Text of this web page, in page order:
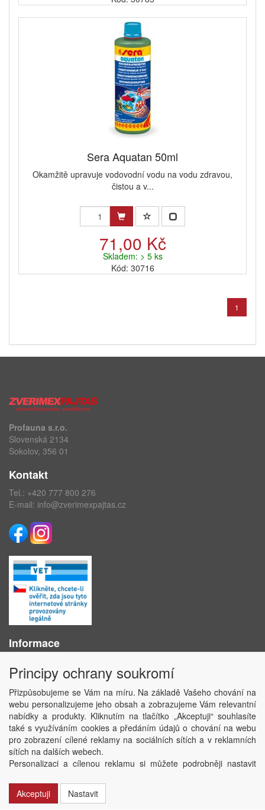
Sera Aquatan 50ml
Okamžitě upravuje vodovodní vodu na vodu zdravou,
čistou a v...
71,00 Kč
Skladem: > 5 ks
Kód: 30716
1
Profauna s.r.o.
Slovenská 2134
Sokolov, 356 01
Kontakt
Tel.: +420 777 800 276
E-mail: info@zverimexpajtas.cz
Informace
Obchodní podmínky
Ochrana osobních údajů
Kontakt
Losování účtenek
Aktuality
Nastavení soukromí
Copyright © ABRA Software a.s. 2020
Principy ochrany soukromí
Přizpůsobujeme se Vám na míru. Na základě Vašeho chování na
webu personalizujeme jeho obsah a zobrazujeme Vám relevantní
nabídky a produkty. Kliknutím na tlačítko „Akceptuji“ souhlasíte
také s využíváním cookies a předáním údajů o chování na webu
pro zobrazení cílené reklamy na sociálních sítích a v reklamních
sítích na dalších webech.
Personalizaci a cílenou reklamu si můžete podrobněji nastavit
Akceptuji
Nastavit